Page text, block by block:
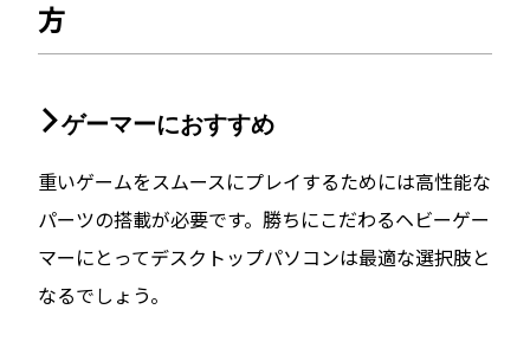
方
ゲーマーにおすすめ
重いゲームをスムースにプレイするためには高性能な
パーツの搭載が必要です。勝ちにこだわるヘビーゲー
マーにとってデスクトップパソコンは最適な選択肢と
なるでしょう。